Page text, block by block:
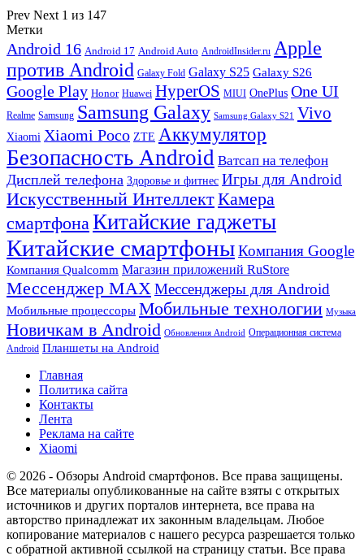
Prev Next 1 из 147
Метки
Android 16 Android 17 Android Auto AndroidInsider.ru Apple
против Android Galaxy Fold Galaxy S25 Galaxy S26
Google Play Honor Huawei HyperOS MIUI OnePlus One UI
Realme Samsung Samsung Galaxy Samsung Galaxy S21 Vivo
Xiaomi Xiaomi Poco ZTE Аккумулятор
Безопасность Android Ватсап на телефон
Дисплей телефона Здоровье и фитнес Игры для Android
Искусственный ИнтеллектКамера
смартфонаКитайские гаджеты
Китайские смартфоныКомпания Google
Компания Qualcomm Магазин приложений RuStore
Мессенджер MAXМессенджеры для Android
Мобильные процессоры Мобильные технологии Музыка
Новичкам в Android Обновления Android Операционная система
Android Планшеты на Android
Главная
Политика сайта
Контакты
Лента
Реклама на сайте
Xiaomi
© 2026 - Обзоры Android смартфонов. Все права защищены.
Все материалы опубликованные на сайте взяты с открытых
источников и других порталов интернета, все права на
авторство принадлежат их законным владельцам. Любое
копирование материалов с нашего ресурса разрешается только
с обратной активной ссылкой на страницу статьи. Все права